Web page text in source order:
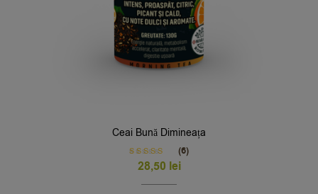
Ceai Bună Dimineața
Rated5.00
out of 5
(6)
28,50 lei